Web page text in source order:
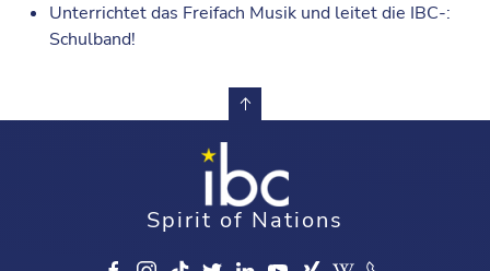
Unterrichtet das Freifach Musik und leitet die IBC-:
Schulband!
Spirit of Nations